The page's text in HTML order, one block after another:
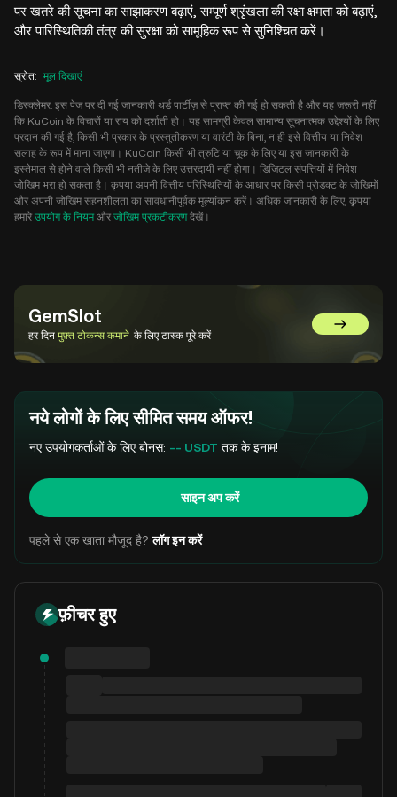
पर खतरे की सूचना का साझाकरण बढ़ाएं, सम्पूर्ण श्रृंखला की रक्षा क्षमता को बढ़ाएं,
और पारिस्थितिकी तंत्र की सुरक्षा को सामूहिक रूप से सुनिश्चित करें।
स्रोत: मूल दिखाएं
डिस्क्लेमर: इस पेज पर दी गई जानकारी थर्ड पार्टीज़ से प्राप्त की गई हो सकती है और यह जरूरी नहीं
कि KuCoin के विचारों या राय को दर्शाती हो। यह सामग्री केवल सामान्य सूचनात्मक उद्देश्यों के लिए
प्रदान की गई है, किसी भी प्रकार के प्रस्तुतीकरण या वारंटी के बिना, न ही इसे वित्तीय या निवेश
सलाह के रूप में माना जाएगा। KuCoin किसी भी त्रुटि या चूक के लिए या इस जानकारी के
इस्तेमाल से होने वाले किसी भी नतीजे के लिए उत्तरदायी नहीं होगा। डिजिटल संपत्तियों में निवेश
जोखिम भरा हो सकता है। कृपया अपनी वित्तीय परिस्थितियों के आधार पर किसी प्रोडक्ट के जोखिमों
और अपनी जोखिम सहनशीलता का सावधानीपूर्वक मूल्यांकन करें। अधिक जानकारी के लिए, कृपया
हमारे उपयोग के नियमऔर जोखिम प्रकटीकरणदेखें।
GemSlot
हर दिन मुफ़्त टोकन्स कमाने के लिए टास्क पूरे करें GemSlot
नये लोगों के लिए सीमित समय ऑफर!
नए उपयोगकर्ताओं के लिए बोनस: -- USDT तक के इनाम!
साइन अप करें
पहले से एक खाता मौजूद है? लॉग इन करें
फ़ीचर हुए